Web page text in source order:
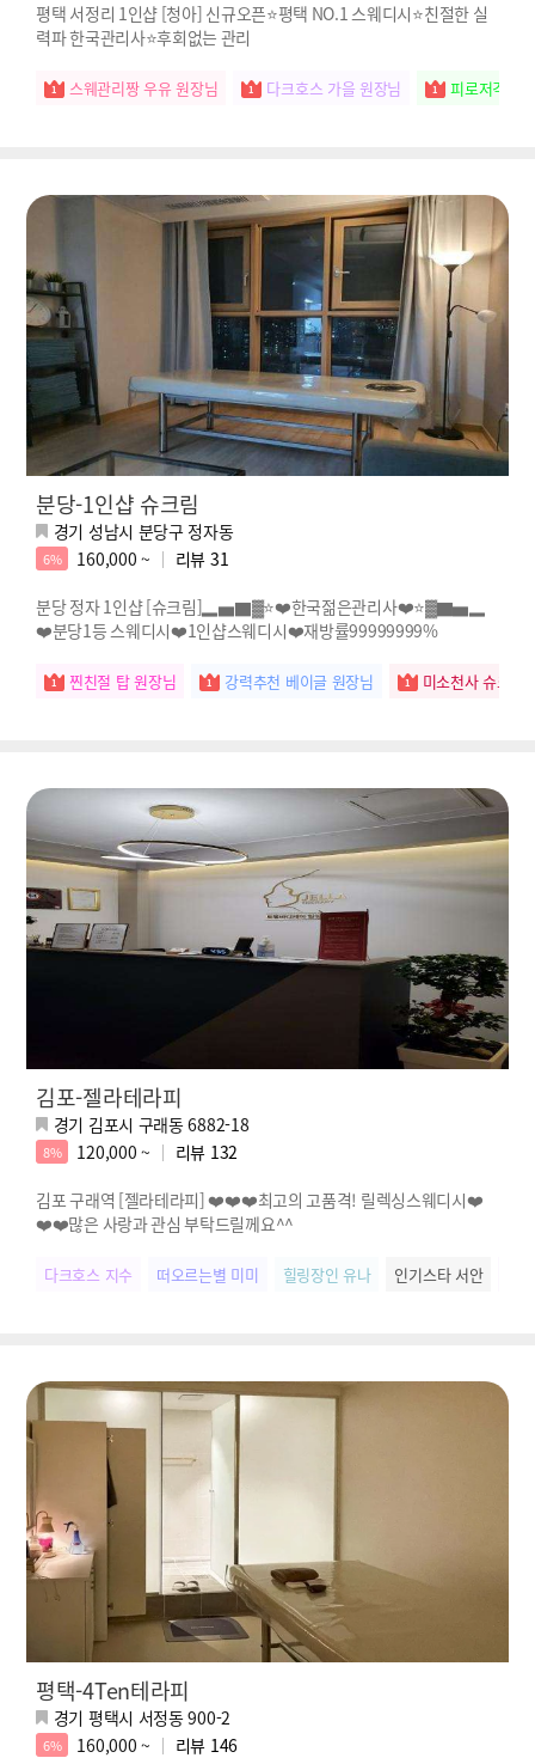
평택 서정리 1인샵 [청아] 신규오픈⭐평택 NO.1 스웨디시⭐친절한 실
력파 한국관리사⭐후회없는 관리
스웨관리짱 우유 원장님 다크호스 가을 원장님 피로저격수
분당-1인샵 슈크림
경기 성남시 분당구 정자동
6% 160,000 ~ 리뷰 31
분당 정자 1인샵 [슈크림]▂▅▇▓⭐️❤️한국젊은관리사❤️⭐️▓▇▅▂
❤️분당1등 스웨디시❤️1인샵스웨디시❤️재방률99999999%
찐친절 탑 원장님 강력추천 베이글 원장님 미소천사 슈크림
김포-젤라테라피
경기 김포시 구래동 6882-18
8% 120,000 ~ 리뷰 132
김포 구래역 [젤라테라피] ❤️❤️❤️최고의 고품격! 릴렉싱스웨디시❤️
❤️❤️많은 사랑과 관심 부탁드릴께요^^
다크호스 지수 떠오르는별 미미 힐링장인 유나 인기스타 서안
평택-4Ten테라피
경기 평택시 서정동 900-2
6% 160,000 ~ 리뷰 146